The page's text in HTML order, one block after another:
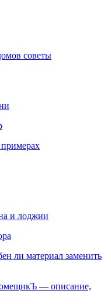
советы
и лоджии
ли материал заменить
— описание,